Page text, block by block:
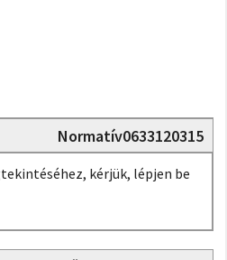
Normatív0633120315
kérjük, lépjen be